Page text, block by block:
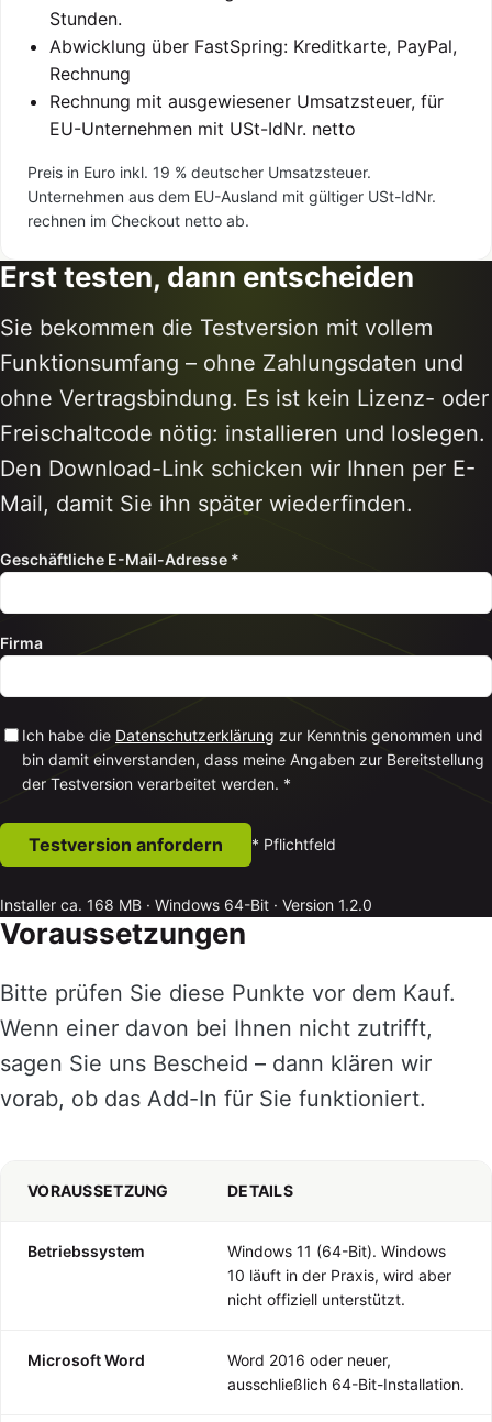
Stunden.
Abwicklung über FastSpring: Kreditkarte, PayPal,
Rechnung
Rechnung mit ausgewiesener Umsatzsteuer, für
EU-Unternehmen mit USt-IdNr. netto
Preis in Euro inkl. 19 % deutscher Umsatzsteuer.
Unternehmen aus dem EU-Ausland mit gültiger USt-IdNr.
rechnen im Checkout netto ab.
Erst testen, dann entscheiden
Sie bekommen die Testversion mit vollem
Funktionsumfang – ohne Zahlungsdaten und
ohne Vertragsbindung. Es ist kein Lizenz- oder
Freischaltcode nötig: installieren und loslegen.
Den Download-Link schicken wir Ihnen per E-
Mail, damit Sie ihn später wiederfinden.
Geschäftliche E-Mail-Adresse *
Firma
Ich habe die Datenschutzerklärung zur Kenntnis genommen und
bin damit einverstanden, dass meine Angaben zur Bereitstellung
der Testversion verarbeitet werden. *
Testversion anfordern * Pflichtfeld
Installer ca. 168 MB · Windows 64-Bit · Version 1.2.0
Voraussetzungen
Bitte prüfen Sie diese Punkte vor dem Kauf.
Wenn einer davon bei Ihnen nicht zutrifft,
sagen Sie uns Bescheid – dann klären wir
vorab, ob das Add-In für Sie funktioniert.
VORAUSSETZUNG DETAILS
Betriebssystem
Windows 11 (64-Bit). Windows
10 läuft in der Praxis, wird aber
nicht offiziell unterstützt.
Microsoft Word
Word 2016 oder neuer,
ausschließlich 64-Bit-Installation.